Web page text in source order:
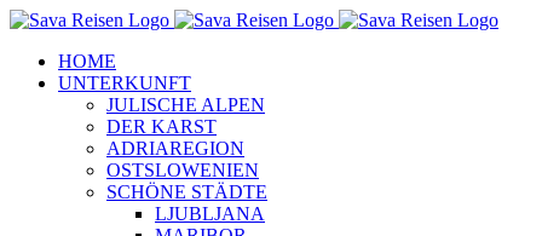
Zum
springenHOME
UNTERKUNFT
JULISCHE ALPEN
DER KARST
ADRIAREGION
OSTSLOWENIEN
SCHÖNE STÄDTE
LJUBLJANA